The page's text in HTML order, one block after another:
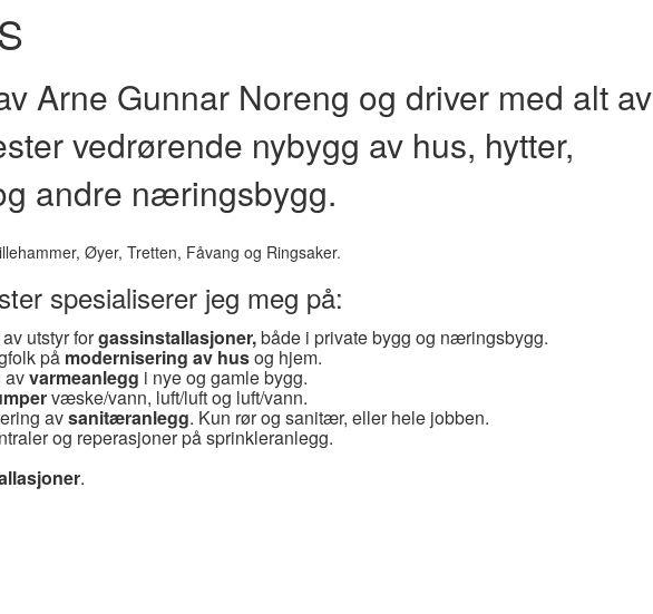
Arne Gunnar Noreng og driver med alt av
vedrørende nybygg av hus, hytter,
andre næringsbygg.
Øyer, Tretten, Fåvang og Ringsaker.
spesialiserer jeg meg på:
utstyr forgassinstallasjoner,både i private bygg og næringsbygg.
på modernisering av husog hjem.
avvarmeanlegg i nye og gamle bygg.
væske/vann, luft/luft og luft/vann.
avsanitæranlegg. Kun rør og sanitær, eller hele jobben.
og reperasjoner på sprinkleranlegg.
.